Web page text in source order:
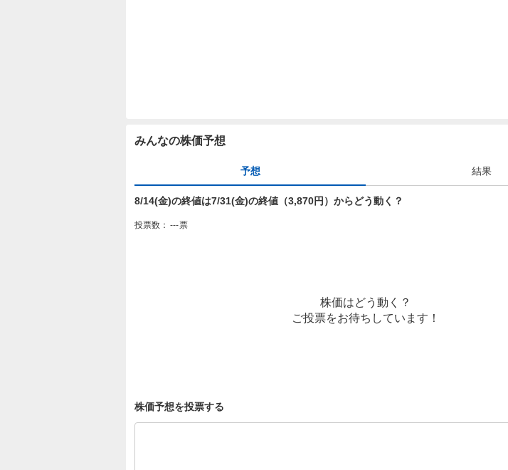
みんなの株価予想
予想 結果
8/14(金)の終値は7/31(金)の終値（3,870円）からどう動く？
投票数： ---票
株価はどう動く？
ご投票をお待ちしています！
株価予想を投票する